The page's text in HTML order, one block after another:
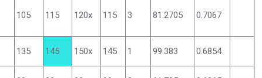
105 115 120x 115 3 81.2705 0.7067
135 145 150x 145 1 99.383 0.6854